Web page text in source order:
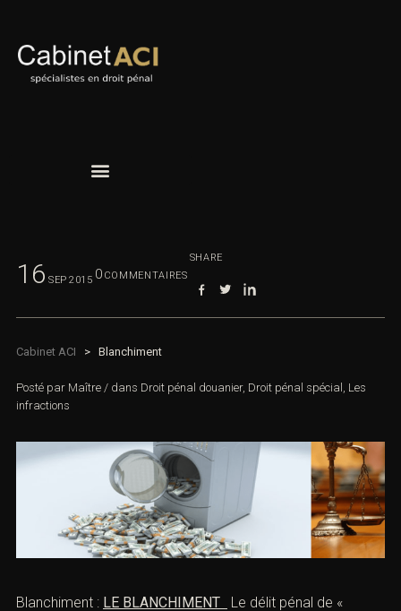
16 SEP 2015 0 COMMENTAIRES
SHARE
Cabinet ACI > Blanchiment
Posté par Maître / dans Droit pénal douanier, Droit pénal spécial Les
infractions
Blanchiment : LE BLANCHIMENT
Le délit pénal de «